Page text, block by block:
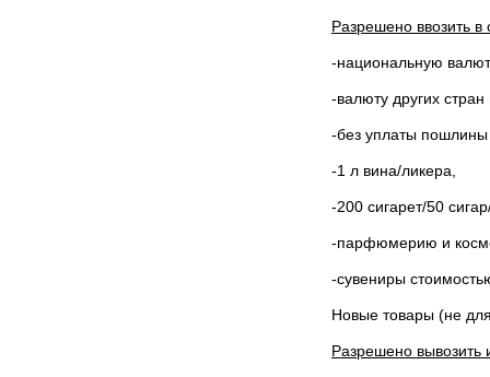
Разрешено ввозить в
-национальную
-валюту других
-без уплаты пошлины
-1 л вина/ликера,
-200 сигарет/50
-парфюмерию и
-сувениры
Новые товары (не
Разрешено вывозить